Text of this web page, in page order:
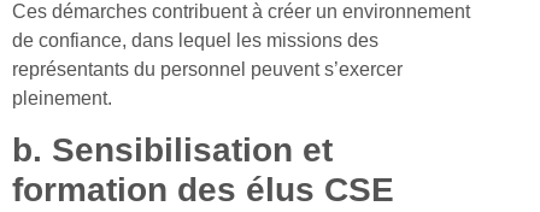
Ces démarches contribuent à créer un environnement
de confiance, dans lequel les missions des
représentants du personnel peuvent s’exercer
pleinement.
b. Sensibilisation et
formation des élus CSE